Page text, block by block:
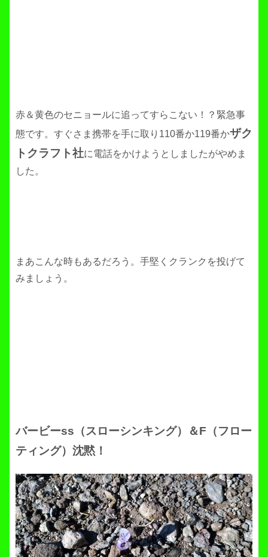
赤＆黄色のセニョールに追ってすらこない！？緊急事
態です。すぐさま携帯を手に取り110番か119番かザク
トクラフト社に電話をかけようとしましたがやめま
した。
まあこんな時もあるだろう。手堅くクランクを投げて
みましょう。
バービーss（スローシンキング）＆F（フロー
ティング）沈黙！